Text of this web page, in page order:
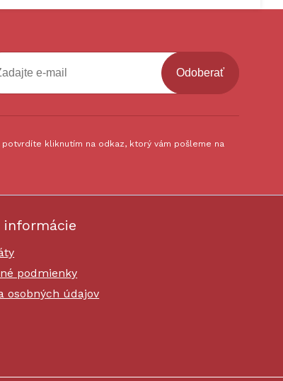
Odoberať
kliknutím na odkaz, ktorý vám pošleme na
informácie
podmienky
osobných údajov